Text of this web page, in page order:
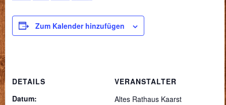
Zum Kalender hinzufügen
DETAILS
Datum:
VERANSTALTER
Altes Rathaus Kaarst